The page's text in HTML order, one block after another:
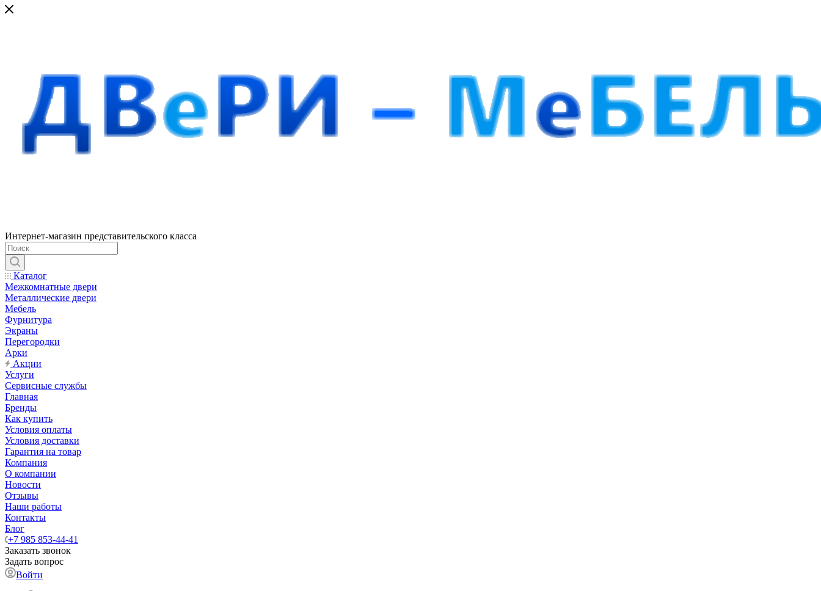
Интернет-магазин представительского класса
Каталог
Межкомнатные двери
Металлические двери
Мебель
Фурнитура
Экраны
Перегородки
Арки
Акции
Услуги
Сервисные службы
Главная
Бренды
Как купить
Условия оплаты
Условия доставки
Гарантия на товар
Компания
О компании
Новости
Отзывы
Наши работы
Контакты
Блог
+7 985 853-44-41
Заказать звонок
Задать вопрос
Войти